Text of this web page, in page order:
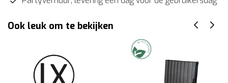
Ook leuk om te bekijken